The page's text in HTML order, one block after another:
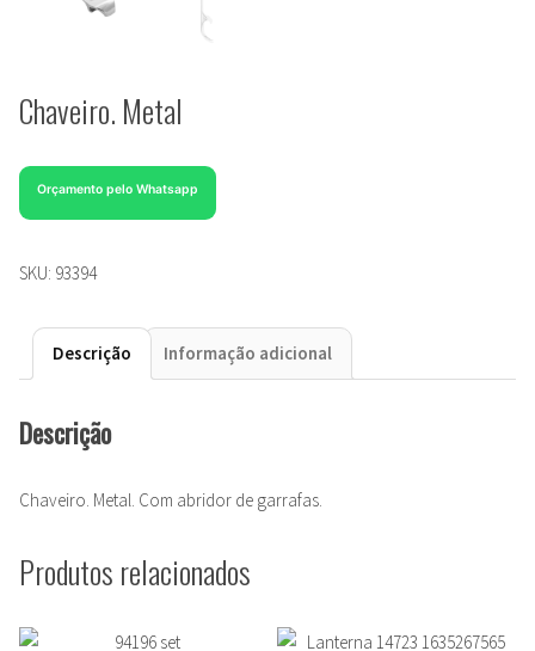
Chaveiro. Metal
Orçamento pelo Whatsapp
SKU: 93394
Descrição Informação adicional
Descrição
Chaveiro. Metal. Com abridor de garrafas.
Produtos relacionados